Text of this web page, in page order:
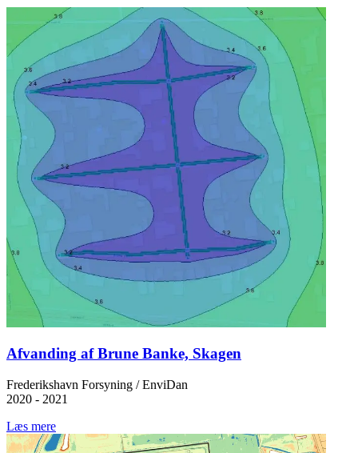
Afvanding af Brune Banke, Skagen
Frederikshavn Forsyning / EnviDan
2020 - 2021
Læs mere